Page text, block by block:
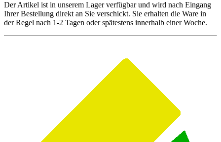
Der Artikel ist in unserem Lager verfügbar und wird nach Eingang
Ihrer Bestellung direkt an Sie verschickt. Sie erhalten die Ware in
der Regel nach 1-2 Tagen oder spätestens innerhalb einer Woche.